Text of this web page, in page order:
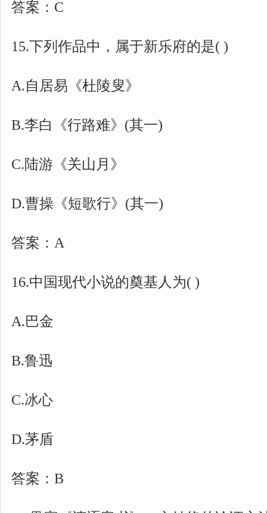
答案：C
15.下列作品中，属于新乐府的是( )
A.自居易《杜陵叟》
B.李白《行路难》(其一)
C.陆游《关山月》
D.曹操《短歌行》(其一)
答案：A
16.中国现代小说的奠基人为( )
A.巴金
B.鲁迅
C.冰心
D.茅盾
答案：B